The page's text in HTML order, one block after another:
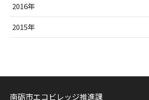
2016年
2015年
南砺市エコビレッジ推進課